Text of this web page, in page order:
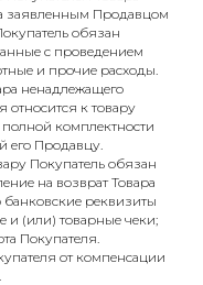
заявленным Продавцом
обязан
с проведением
и прочие расходы.
ненадлежащего
относится к товару
комплектности
его Продавцу.
Покупатель обязан
на возврат Товара
банковские реквизиты
и (или) товарные чеки;
Покупателя.
от компенсации